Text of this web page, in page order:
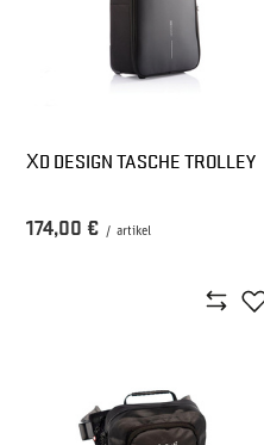
XD DESIGN TASCHE TROLLEY
174,00 € / artikel